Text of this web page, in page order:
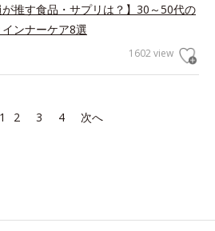
が推す食品・サプリは？】30～50代の
ンナーケア8選
1602 view
1 2 3 4 次へ